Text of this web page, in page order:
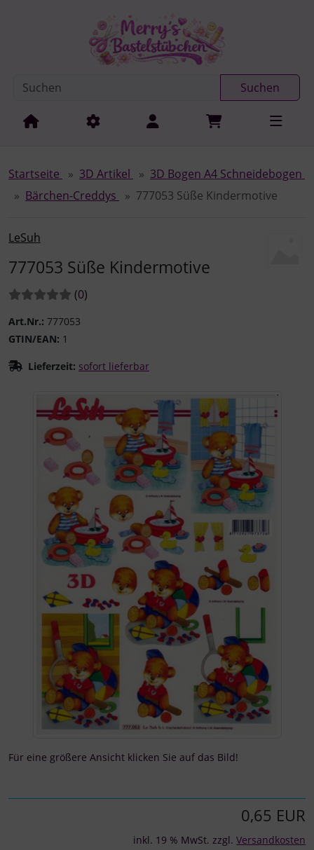
Springe zur Navigation
Suchen
Startseite 3D Artikel
3D Bogen A4 Schneidebogen
Bärchen-Creddys
777053 Süße Kindermotive
LeSuh
777053 Süße Kindermotive
Bewertungen:
(0Bewertungen
)
Art.Nr.: 777053
GTIN/EAN: 1
Lieferzeit: sofort lieferbar
Wenn mehr als ein Produktbild existiert, können Sie die
Für eine größere Ansicht klicken Sie auf das Bild!
0,65 EUR
inkl. 19 % MwSt. zzgl. Versandkosten